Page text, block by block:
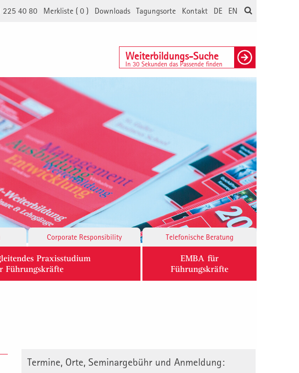
EN
DE
Kontakt
Tagungsorte
Downloads
Merkliste (0 )
225 40 80
Weiterbildungs-Suche
In 30 Sekunden das Passende finden
Corporate Responsibility Telefonische Beratung
Praxisstudium
Führungskräfte
EMBA für
Führungskräfte
Termine, Orte, Seminargebühr und Anmeldung: